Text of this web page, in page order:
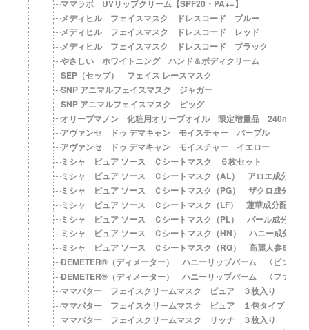
ママラボ UVリップクリーム【SPF20・PA++】
メディヒル フェイスマスク ドレスコード ブルー
メディヒル フェイスマスク ドレスコード レッド
メディヒル フェイスマスク ドレスコード ブラック
やさしい ホワイトニング ハンド＆ボディクリーム
SEP（セップ） フェイス レースマスク
SNP アニマルフェイスマスク ジャガー
SNP アニマルフェイスマスク ピッグ
オリーブマノン 化粧用オリーブオイル 限定増量品 240ml
アヴァンセ ドゥ デマキャン モイスチャー パープル
アヴァンセ ドゥ デマキャン モイスチャー イエロー
ミシャ ピュア ソース Ｃシートマスク ６枚セット
ミシャ ピュア ソース Ｃシートマスク（AL） アロエ成分配合
ミシャ ピュア ソース Ｃシートマスク（PG） ザクロ成分配合
ミシャ ピュア ソース Ｃシートマスク（LF） 蓮華成分配合
ミシャ ピュア ソース Ｃシートマスク（PL） パール成分配合
ミシャ ピュア ソース Ｃシートマスク（HN） ハニー成分配合
ミシャ ピュア ソース Ｃシートマスク（RG） 高麗人参成分配
DEMETER®（ディメーター） ハニーリップバーム 〈ピンクグ
DEMETER®（ディメーター） ハニーリップバーム 〈ファジー
ママバター フェイスクリームマスク ピュア ３枚入り
ママバター フェイスクリームマスク ピュア １包タイプ
ママバター フェイスクリームマスク リッチ ３枚入り